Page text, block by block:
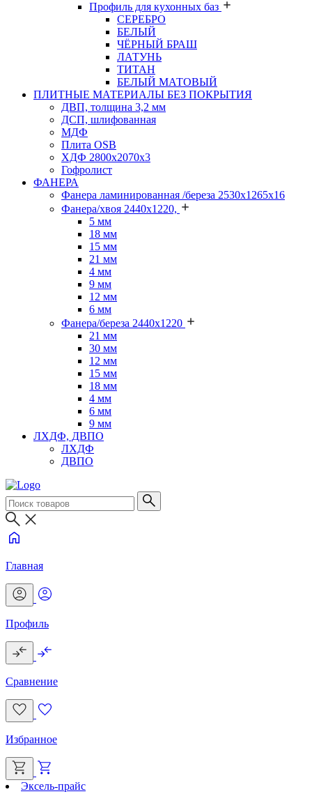
Профиль для кухонных баз
СЕРЕБРО
БЕЛЫЙ
ЧЁРНЫЙ БРАШ
ЛАТУНЬ
ТИТАН
БЕЛЫЙ МАТОВЫЙ
ПЛИТНЫЕ МАТЕРИАЛЫ БЕЗ ПОКРЫТИЯ
ДВП, толщина 3,2 мм
ДСП, шлифованная
МДФ
Плита OSB
ХДФ 2800х2070х3
Гофролист
ФАНЕРА
Фанера ламинированная /береза 2530х1265х16
Фанера/хвоя 2440х1220,
5 мм
18 мм
15 мм
21 мм
4 мм
9 мм
12 мм
6 мм
Фанера/береза 2440х1220
21 мм
30 мм
12 мм
15 мм
18 мм
4 мм
6 мм
9 мм
ЛХДФ, ДВПО
ЛХДФ
ДВПО
Главная
Профиль
Сравнение
Избранное
Эксель-прайс